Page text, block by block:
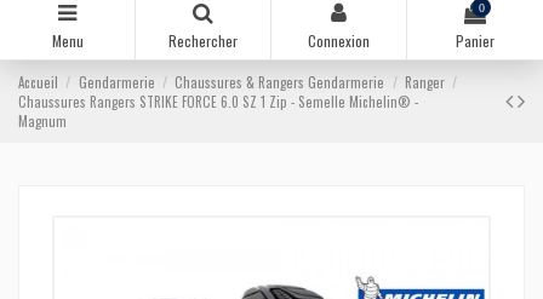
Menu Rechercher Connexion
0
Panier
Accueil Gendarmerie Chaussures & Rangers Gendarmerie
Ranger
Chaussures Rangers STRIKE FORCE 6.0 SZ 1 Zip - Semelle Michelin® -
Magnum